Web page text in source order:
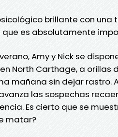
brillante con
es absolutamente
Amy y Nick se
North Carthage, a orillas
mañana sin dejar rastro.
las sospechas
Es cierto que se
matar?